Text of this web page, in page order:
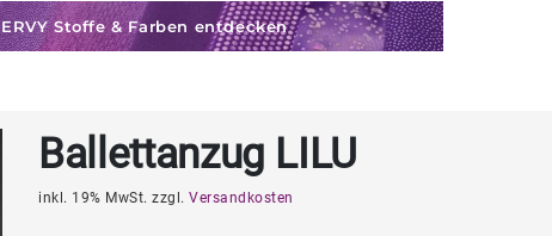
ERVY Stoffe & Farben entdecken
Ballettanzug LILU
inkl. 19% MwSt. zzgl. Versandkosten